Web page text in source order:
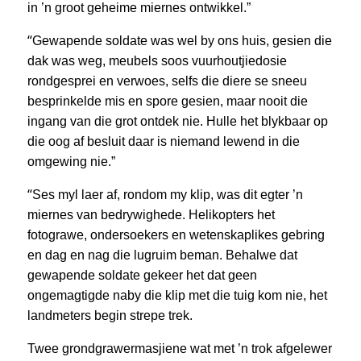
in ’n groot geheime miernes ontwikkel.”
“Gewapende soldate was wel by ons huis, gesien die
dak was weg, meubels soos vuurhoutjiedosie
rondgesprei en verwoes, selfs die diere se sneeu
besprinkelde mis en spore gesien, maar nooit die
ingang van die grot ontdek nie. Hulle het blykbaar op
die oog af besluit daar is niemand lewend in die
omgewing nie.”
“Ses myl laer af, rondom my klip, was dit egter ’n
miernes van bedrywighede. Helikopters het
fotograwe, ondersoekers en wetenskaplikes gebring
en dag en nag die lugruim beman. Behalwe dat
gewapende soldate gekeer het dat geen
ongemagtigde naby die klip met die tuig kom nie, het
landmeters begin strepe trek.
Twee grondgrawermasjiene wat met ’n trok afgelewer